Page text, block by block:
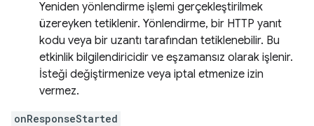
Yeniden yönlendirme işlemi gerçekleştirilmek
üzereyken tetiklenir. Yönlendirme, bir HTTP yanıt
kodu veya bir uzantı tarafından tetiklenebilir. Bu
etkinlik bilgilendiricidir ve eşzamansız olarak işlenir.
İsteği değiştirmenize veya iptal etmenize izin
vermez.
onResponseStarted